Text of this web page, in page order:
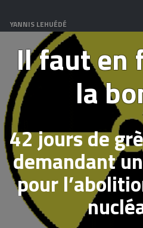
YANNIS LEHUÉDÉ
Il faut en
la
42 jours de
demandant
pour